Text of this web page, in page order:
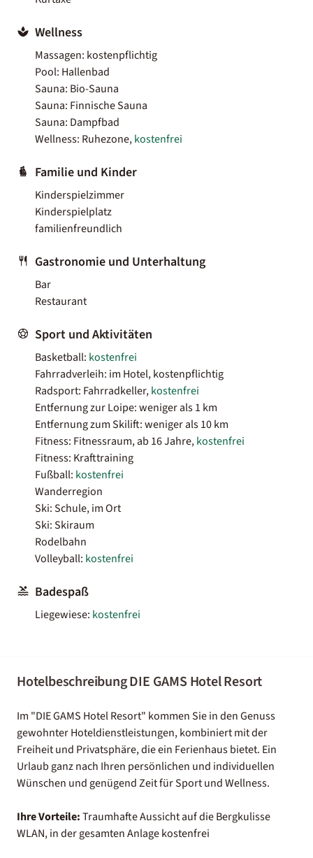
Wellness
Massagen: kostenpflichtig
Pool: Hallenbad
Sauna: Bio-Sauna
Sauna: Finnische Sauna
Sauna: Dampfbad
Wellness: Ruhezone,kostenfrei
Familie und Kinder
Kinderspielzimmer
Kinderspielplatz
familienfreundlich
Gastronomie und Unterhaltung
Bar
Restaurant
Sport und Aktivitäten
Basketball: kostenfrei
Fahrradverleih: im Hotel, kostenpflichtig
Radsport: Fahrradkeller,kostenfrei
Entfernung zur Loipe: weniger als 1 km
Entfernung zum Skilift: weniger als 10 km
Fitness: Fitnessraum, ab 16 Jahre,kostenfrei
Fitness: Krafttraining
Fußball: kostenfrei
Wanderregion
Ski: Schule, im Ort
Ski: Skiraum
Rodelbahn
Volleyball: kostenfrei
Badespaß
Liegewiese: kostenfrei
Hotelbeschreibung DIE GAMS Hotel Resort
Im "DIE GAMS Hotel Resort" kommen Sie in den Genuss
gewohnter Hoteldienstleistungen, kombiniert mit der
Freiheit und Privatsphäre, die ein Ferienhaus bietet. Ein
Urlaub ganz nach Ihren persönlichen und individuellen
Wünschen und genügend Zeit für Sport und Wellness.
Ihre Vorteile:Traumhafte Aussicht auf die Bergkulisse
WLAN, in der gesamten Anlage kostenfrei